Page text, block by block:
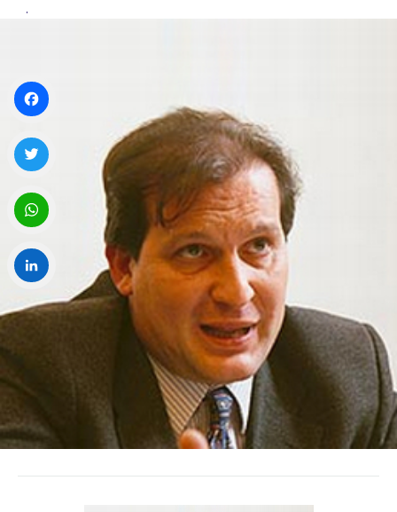
Facebook
Twitter
WhatsApp
LinkedIn